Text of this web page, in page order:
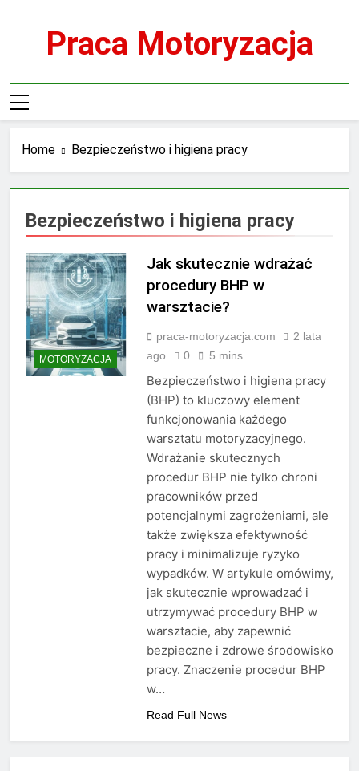
Praca Motoryzacja
Home Bezpieczeństwo i higiena pracy
Bezpieczeństwo i higiena pracy
MOTORYZACJA
Jak skutecznie wdrażać
procedury BHP w
warsztacie?
praca-motoryzacja.com
2 lata
ago
0 5 mins
Bezpieczeństwo i higiena pracy
(BHP) to kluczowy element
funkcjonowania każdego
warsztatu motoryzacyjnego.
Wdrażanie skutecznych
procedur BHP nie tylko chroni
pracowników przed
potencjalnymi zagrożeniami, ale
także zwiększa efektywność
pracy i minimalizuje ryzyko
wypadków. W artykule omówimy,
jak skutecznie wprowadzać i
utrzymywać procedury BHP w
warsztacie, aby zapewnić
bezpieczne i zdrowe środowisko
pracy. Znaczenie procedur BHP
w…
Read Full News